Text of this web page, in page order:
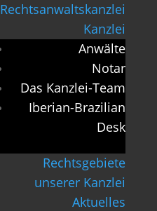
Rechtsanwaltskanzlei
Kanzlei
Anwälte
Notar
Das Kanzlei-Team
Iberian-Brazilian
Desk
Rechtsgebiete
unserer Kanzlei
Aktuelles